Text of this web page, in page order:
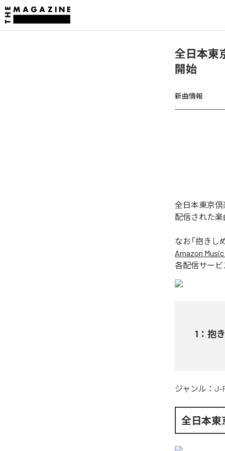
全日本東
開始
新曲情報
全日本東京倶
配信された楽
なお「抱きし
Amazon
各配信サービ
1 ： 抱
ジャンル： J-
全日本東